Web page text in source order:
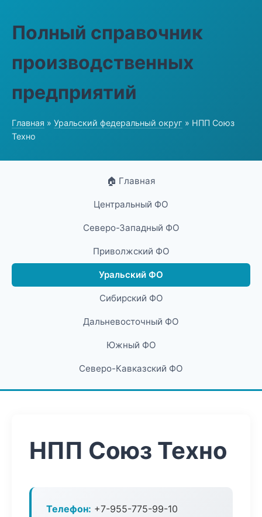
Полный справочник
производственных
предприятий
Главная » Уральский федеральный округ » НПП Союз
Техно
🏠 Главная
Центральный ФО
Северо-Западный ФО
Приволжский ФО
Уральский ФО
Сибирский ФО
Дальневосточный ФО
Южный ФО
Северо-Кавказский ФО
НПП Союз Техно
Телефон: +7-955-775-99-10